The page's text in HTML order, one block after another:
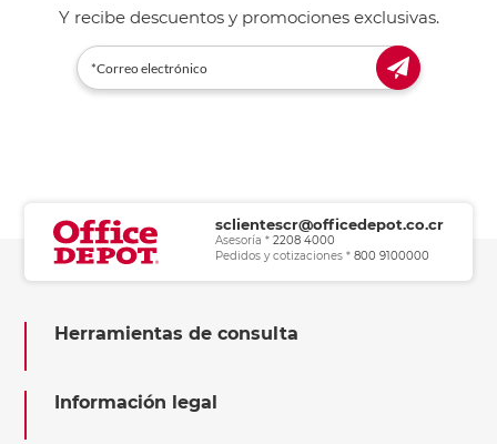
Y recibe descuentos y promociones exclusivas.
sclientescr@officedepot.co.cr
Asesoría *2208 4000
Pedidos y cotizaciones *800 9100000
Herramientas de consulta
Información legal